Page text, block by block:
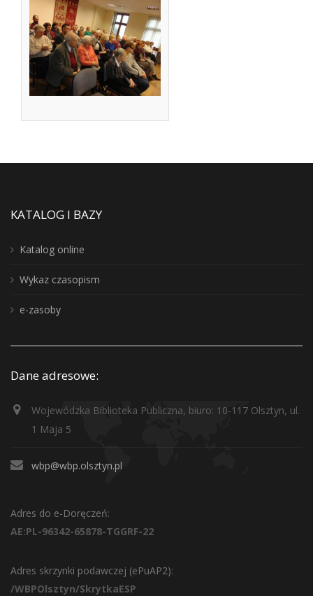
KATALOG I BAZY
Katalog online
Wykaz czasopism
e-zasoby
Dane adresowe:
Wojewódzka Biblioteka Publiczna, biuro: 10-117 Olsztyn, ul.
1 Maja 5
wbp@wbp.olsztyn.pl
Adres do e-Doręczeń:
AE:PL-96342-65878-TGGRF-22
Adres skrzynki podawczej (ePuAP2):
/WBPOlsztyn/SkrytkaESP